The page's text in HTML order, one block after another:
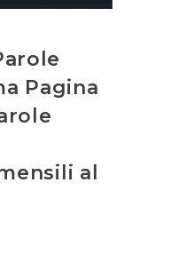
Pagina
al